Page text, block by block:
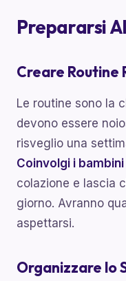
Prepararsi
Creare Routine
Le routine sono la
devono essere
risveglio una
Coinvolgi i bambini
colazione e lascia
giorno. Avranno
aspettarsi.
Organizzare lo